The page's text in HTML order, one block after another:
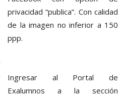
privacidad “publica”. Con calidad
de la imagen no inferior a 150
ppp.
Ingresar al Portal de
Exalumnos a la sección